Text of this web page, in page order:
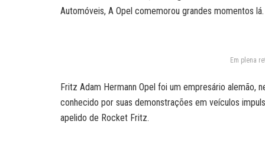
Automóveis, A Opel comemorou grandes momentos lá.
Em plena
Fritz Adam Hermann Opel foi um empresário alemão,
conhecido por suas demonstrações em veículos
apelido de Rocket Fritz.